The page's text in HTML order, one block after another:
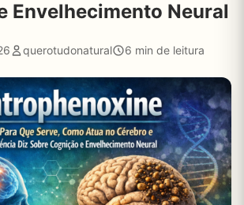
Envelhecimento Neural
querotudonatural 6 min de leitura